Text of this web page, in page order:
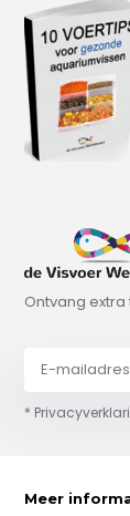
Ontvang
*
Meer